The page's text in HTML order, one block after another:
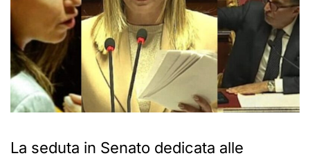
La seduta in Senato dedicata alle